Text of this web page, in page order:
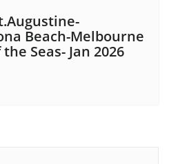
Beach-Melbourne
Seas- Jan 2026